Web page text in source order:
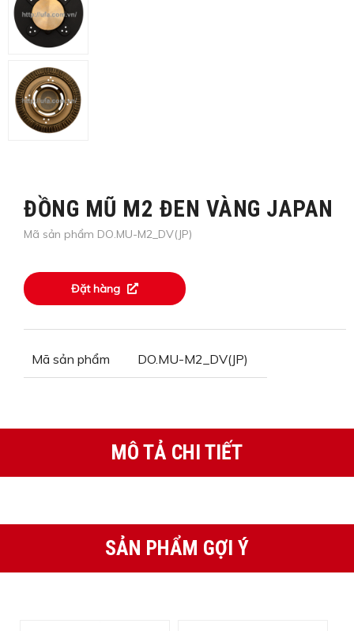
ĐỒNG MŨ M2 ĐEN VÀNG JAPAN
Mã sản phẩm DO.MU-M2_DV(JP)
Đặt hàng
Mã sản phẩm DO.MU-M2_DV(JP)
MÔ TẢ CHI TIẾT
SẢN PHẨM GỢI Ý